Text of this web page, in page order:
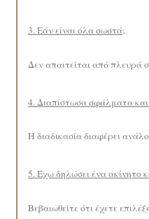
3. Εάν είναι όλα σωστά;
Δεν απαιτείται από πλευρά
4. Διαπίστωσα σφάλματα
Η διαδικασία διαφέρει
5. Έχω δηλώσει ένα ακίνητο
Βεβαιωθείτε ότι έχετε